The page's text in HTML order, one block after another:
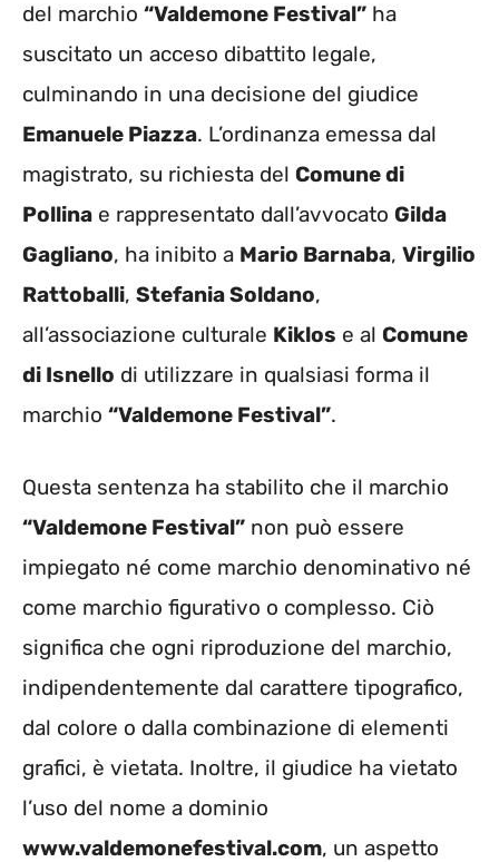
del marchio “Valdemone Festival” ha
suscitato un acceso dibattito legale,
culminando in una decisione del giudice
Emanuele Piazza. L’ordinanza emessa dal
magistrato, su richiesta del Comune di
Pollina e rappresentato dall’avvocato Gilda
Gagliano, ha inibito a Mario Barnaba, Virgilio
Rattoballi, Stefania Soldano,
all’associazione culturale Kiklos e al Comune
di Isnello di utilizzare in qualsiasi forma il
marchio “Valdemone Festival”.
Questa sentenza ha stabilito che il marchio
“Valdemone Festival” non può essere
impiegato né come marchio denominativo né
come marchio figurativo o complesso. Ciò
significa che ogni riproduzione del marchio,
indipendentemente dal carattere tipografico,
dal colore o dalla combinazione di elementi
grafici, è vietata. Inoltre, il giudice ha vietato
l’uso del nome a dominio
www.valdemonefestival.com, un aspetto